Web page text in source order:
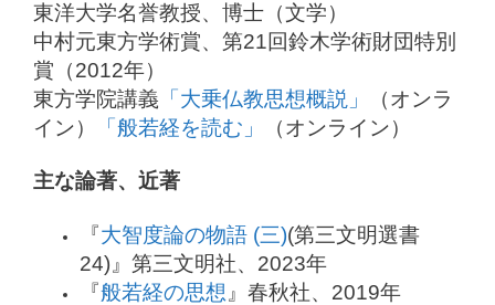
東洋大学名誉教授、博士（文学）
中村元東方学術賞、第21回鈴木学術財団特別
賞（2012年）
東方学院講義 「大乗仏教思想概説」
（オンラ
イン）
「般若経を読む」 （オンライン）
主な論著、近著
『大智度論の物語 (三)(第三文明選書
24)』第三文明社、2023年
『般若経の思想 』春秋社、2019年